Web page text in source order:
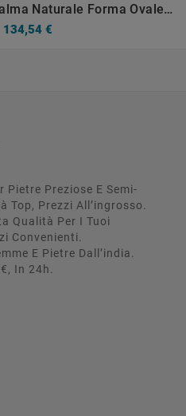
Naturale Forma Ovale
Fatto A Mano 38X19mm
7.58gm 1pz
134,54 €
Pietre Preziose E Semi-
Top, Prezzi All’ingrosso.
Qualità Per I Tuoi
Convenienti.
E Pietre Dall’india.
In 24h.